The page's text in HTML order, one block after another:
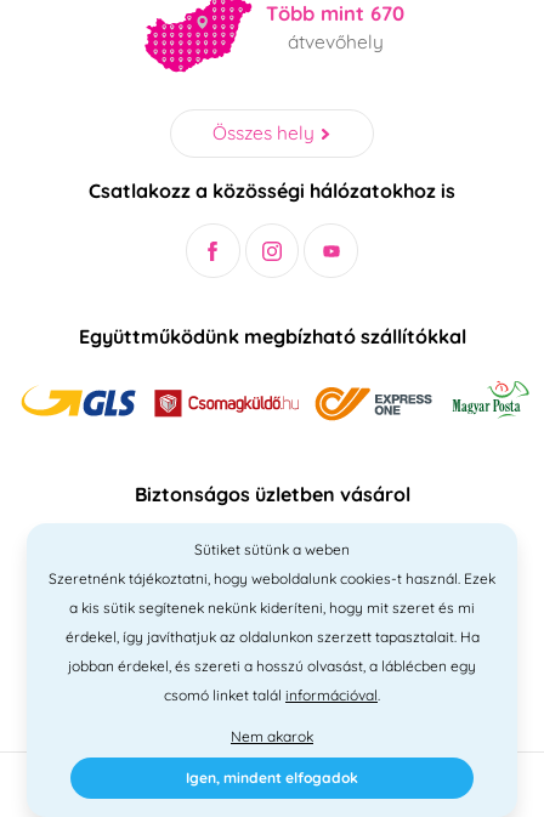
Több mint 670
átvevőhely
Összes hely
Csatlakozz a közösségi hálózatokhoz is
Együttműködünk megbízható szállítókkal
Biztonságos üzletben vásárol
2010 - 2026 © PNM International Kft. • technikai választék Simplia
Sütiket sütünk a weben
Szeretnénk tájékoztatni, hogy weboldalunk cookies-t használ. Ezek
a kis sütik segítenek nekünk kideríteni, hogy mit szeret és mi
érdekel, így javíthatjuk az oldalunkon szerzett tapasztalait. Ha
jobban érdekel, és szereti a hosszú olvasást, a láblécben egy
csomó linket talál információval.
Nem akarok
Igen, mindent elfogadok